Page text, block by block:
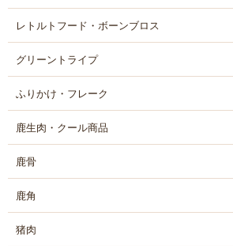
レトルトフード・ボーンブロス
グリーントライプ
ふりかけ・フレーク
鹿生肉・クール商品
鹿骨
鹿角
猪肉